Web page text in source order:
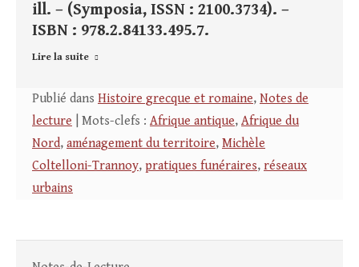
ill. – (Symposia, ISSN : 2100.3734). –
ISBN : 978.2.84133.495.7.
Lire la suite
Publié dans Histoire grecque et romaine, Notes de
lecture | Mots-clefs : Afrique antique, Afrique du
Nord, aménagement du territoire, Michèle
Coltelloni-Trannoy, pratiques funéraires, réseaux
urbains